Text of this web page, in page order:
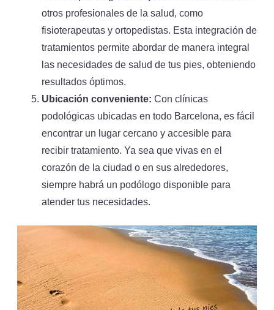
otros profesionales de la salud, como
fisioterapeutas y ortopedistas. Esta integración de
tratamientos permite abordar de manera integral
las necesidades de salud de tus pies, obteniendo
resultados óptimos.
Ubicación conveniente: Con clínicas
podológicas ubicadas en todo Barcelona, es fácil
encontrar un lugar cercano y accesible para
recibir tratamiento. Ya sea que vivas en el
corazón de la ciudad o en sus alrededores,
siempre habrá un podólogo disponible para
atender tus necesidades.